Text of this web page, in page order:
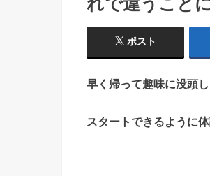
ポスト
早く帰って趣味に没頭
スタートできるように